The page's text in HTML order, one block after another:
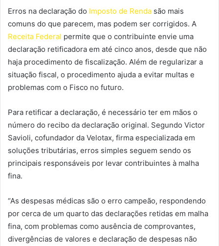
Erros na declaração do Imposto de Renda são mais
comuns do que parecem, mas podem ser corrigidos. A
Receita Federal permite que o contribuinte envie uma
declaração retificadora em até cinco anos, desde que não
haja procedimento de fiscalização. Além de regularizar a
situação fiscal, o procedimento ajuda a evitar multas e
problemas com o Fisco no futuro.
Para retificar a declaração, é necessário ter em mãos o
número do recibo da declaração original. Segundo Victor
Savioli, cofundador da Velotax, firma especializada em
soluções tributárias, erros simples seguem sendo os
principais responsáveis por levar contribuintes à malha
fina.
“As despesas médicas são o erro campeão, respondendo
por cerca de um quarto das declarações retidas em malha
fina, com problemas como ausência de comprovantes,
divergências de valores e declaração de despesas não